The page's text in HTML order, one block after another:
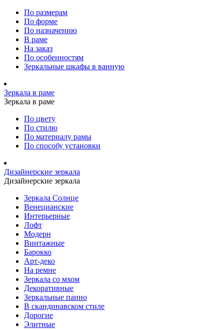
По размерам
По форме
По назначению
В раме
На заказ
По особенностям
Зеркальные шкафы в ванную
Зеркала в раме
Зеркала в раме
По цвету
По стилю
По материалу рамы
По способу установки
Дизайнерские зеркала
Дизайнерские зеркала
Зеркала Солнце
Венецианские
Интерьерные
Лофт
Модерн
Винтажные
Барокко
Арт-деко
На ремне
Зеркала со мхом
Декоративные
Зеркальные панно
В скандинавском стиле
Дорогие
Элитные